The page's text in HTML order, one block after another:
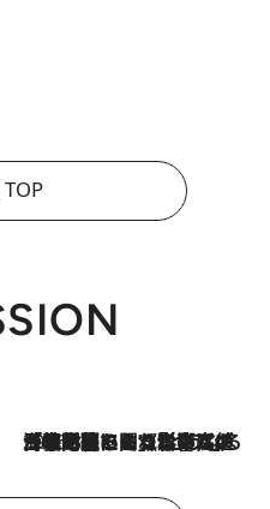
2026.8.3
「住宅建てられない…」「サーチャージ料の高値が続いている」ホルムズ海峡封鎖による影響はいつまで続く？《エネルギー専門家に聞く“どうなる日本の暮らし”》